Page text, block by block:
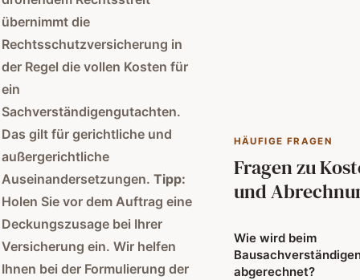
übernimmt die
Rechtsschutzversicherung in
der Regel die vollen Kosten für
ein
Sachverständigengutachten.
Das gilt für gerichtliche und
außergerichtliche
Auseinandersetzungen. Tipp:
Holen Sie vor dem Auftrag eine
Deckungszusage bei Ihrer
Versicherung ein. Wir helfen
Ihnen bei der Formulierung der
HÄUFIGE FRAGEN
Fragen zu
und
Wie wird beim
abgerechnet?